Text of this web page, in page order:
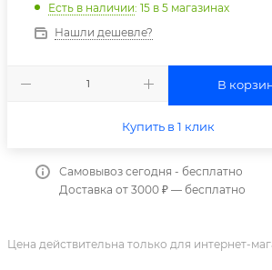
Есть в наличии: 15 в 5 магазинах
Нашли дешевле?
В
Купить в 1 клик
Самовывоз сегодня - бесплатно
Доставка от 3000 ₽ — бесплатно
Цена действительна только для интернет-